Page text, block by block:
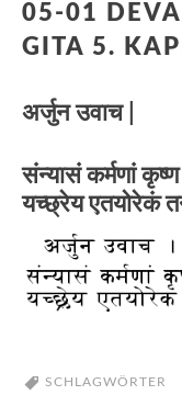
05-01
GITA 5.
अर्जुन उवाच |
संन्यासं कर्मणां
यच्छ्रेय एतयोरेकं
SCHLAGWÖRTER